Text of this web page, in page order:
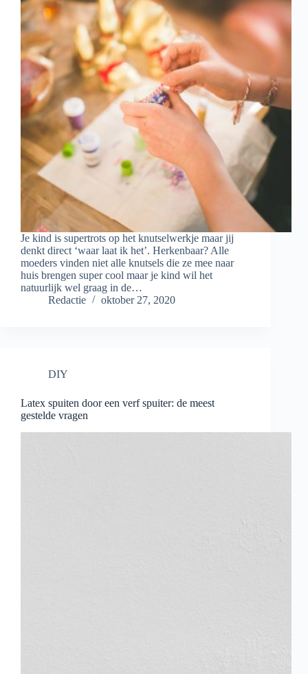
Je kind is supertrots op het knutselwerkje maar jij
denkt direct ‘waar laat ik het’. Herkenbaar? Alle
moeders vinden niet alle knutsels die ze mee naar
huis brengen super cool maar je kind wil het
natuurlijk wel graag in de…
Redactie
oktober 27, 2020
DIY
Latex spuiten door een verf spuiter: de meest
gestelde vragen